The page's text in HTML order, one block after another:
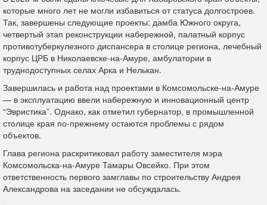
которые много лет не могли избавиться от статуса долгостроев.
Так, завершены следующие проекты: дамба Южного округа,
четвертый этап реконструкции набережной, палатный корпус
противотуберкулезного диспансера в столице региона, лечебный
корпус ЦРБ в Николаевске-на-Амуре, амбулатории в
труднодоступных селах Арка и Нелькан.
Завершилась и работа над проектами в Комсомольске-на-Амуре
— в эксплуатацию ввели набережную и инновационный центр
“Эвристика”. Однако, как отметил губернатор, в промышленной
столице края по-прежнему остаются проблемы с рядом
объектов.
Глава региона раскритиковал работу заместителя мэра
Комсомольска-на-Амуре Тамары Овсейко. При этом
ответственность первого замглавы по строительству Андрея
Александрова на заседании не обсуждалась.